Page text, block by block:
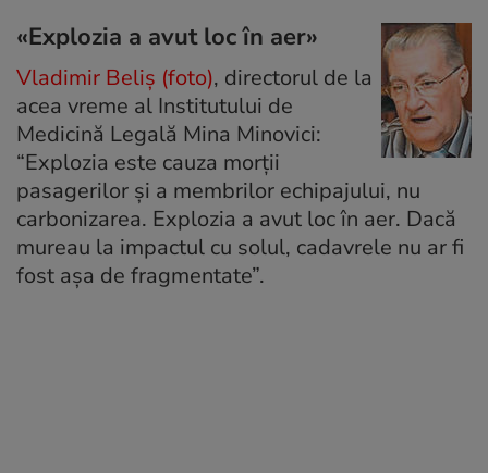
«Explozia a avut loc în aer»
Vladimir Beliş (foto), directorul de la
acea vreme al Institutului de
Medicină Legală Mina Minovici:
“Explozia este cauza morţii
pasagerilor şi a membrilor echipajului, nu
carbonizarea. Explozia a avut loc în aer. Dacă
mureau la impactul cu solul, cadavrele nu ar fi
fost aşa de fragmentate”.